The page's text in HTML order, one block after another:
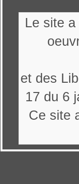
Le site
et des
17 du 6
Ce site